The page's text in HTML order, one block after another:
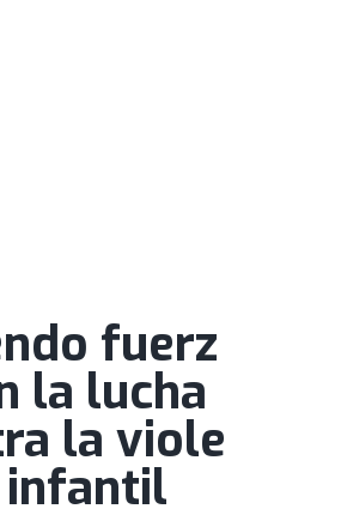
fuerz
la lucha
la viole
infantil